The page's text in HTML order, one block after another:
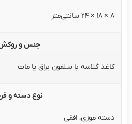
جنس و روکش
کاغذ گلاسه با سلفون براق یا مات
نوع دسته و فرم
دسته موزی، افقی